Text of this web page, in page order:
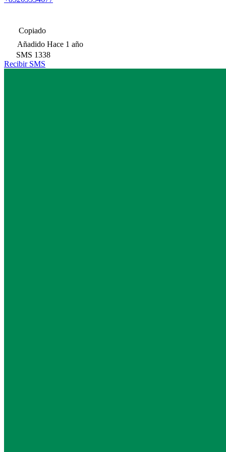
Copiado
Añadido Hace 1 año
SMS 1338
Recibir SMS